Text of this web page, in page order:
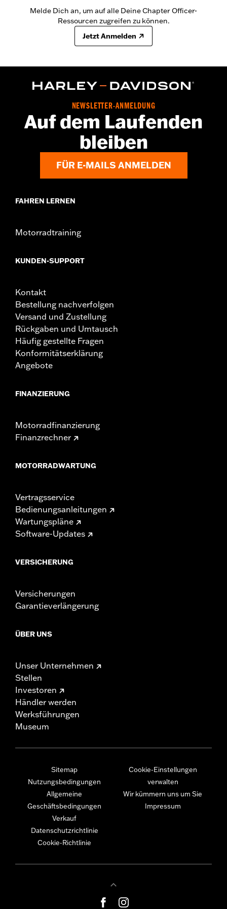
Melde Dich an, um auf alle Deine Chapter Officer-
Ressourcen zugreifen zu können.
Jetzt Anmelden
NEWSLETTER-ANMELDUNG
Auf dem Laufenden
bleiben
FÜR E-MAILS ANMELDEN
FAHREN LERNEN
Motorradtraining
KUNDEN-SUPPORT
Kontakt
Bestellung nachverfolgen
Versand und Zustellung
Rückgaben und Umtausch
Häufig gestellte Fragen
Konformitätserklärung
Angebote
FINANZIERUNG
Motorradfinanzierung
Finanzrechner
MOTORRADWARTUNG
Vertragsservice
Bedienungsanleitungen
Wartungspläne
Software-Updates
VERSICHERUNG
Versicherungen
Garantieverlängerung
ÜBER UNS
Unser Unternehmen
Stellen
Investoren
Händler werden
Werksführungen
Museum
Sitemap
Nutzungsbedingungen
Allgemeine
Geschäftsbedingungen
Verkauf
Datenschutzrichtlinie
Cookie-Richtlinie
Cookie-Einstellungen
verwalten
Wir kümmern uns um Sie
Impressum